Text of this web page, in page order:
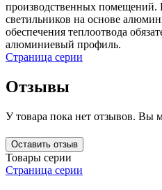
производственных помещений.
светильников на основе
обеспечения теплоотвода
алюминиевый профиль.
Страница серии
Отзывы
У товара пока нет отзывов. Вы
Оставить отзыв
Товары серии
Страница серии